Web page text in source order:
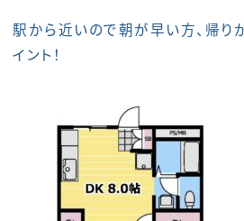
駅から近いので朝が早い方、帰り
イント！